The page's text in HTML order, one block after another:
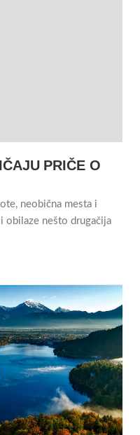
PRIČE O
neobična mesta i
obilaze nešto drugačija